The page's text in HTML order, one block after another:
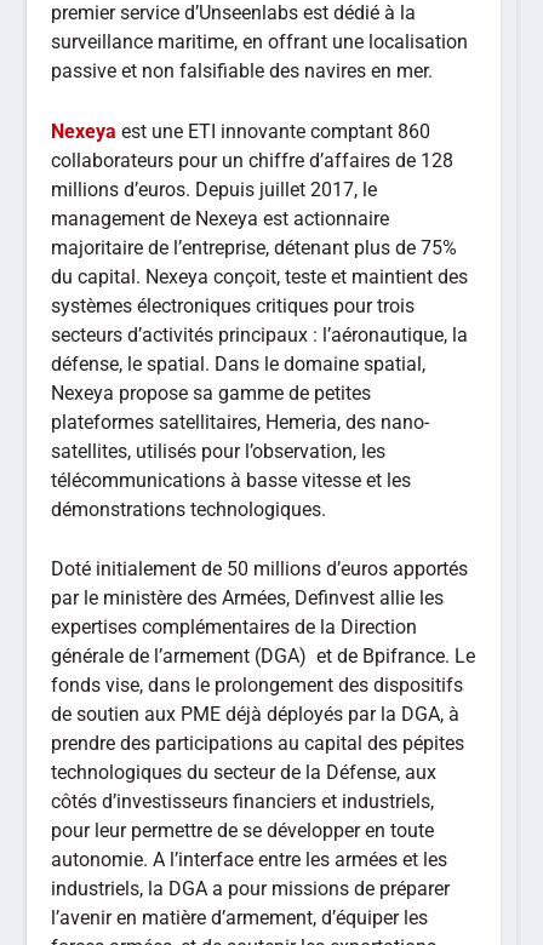
premier service d’Unseenlabs est dédié à la
surveillance maritime, en offrant une localisation
passive et non falsifiable des navires en mer.
Nexeya est une ETI innovante comptant 860
collaborateurs pour un chiffre d’affaires de 128
millions d’euros. Depuis juillet 2017, le
management de Nexeya est actionnaire
majoritaire de l’entreprise, détenant plus de 75%
du capital. Nexeya conçoit, teste et maintient des
systèmes électroniques critiques pour trois
secteurs d’activités principaux : l’aéronautique, la
défense, le spatial. Dans le domaine spatial,
Nexeya propose sa gamme de petites
plateformes satellitaires, Hemeria, des nano-
satellites, utilisés pour l’observation, les
télécommunications à basse vitesse et les
démonstrations technologiques.
Doté initialement de 50 millions d’euros apportés
par le ministère des Armées, Definvest allie les
expertises complémentaires de la Direction
générale de l’armement (DGA) et de Bpifrance. Le
fonds vise, dans le prolongement des dispositifs
de soutien aux PME déjà déployés par la DGA, à
prendre des participations au capital des pépites
technologiques du secteur de la Défense, aux
côtés d’investisseurs financiers et industriels,
pour leur permettre de se développer en toute
autonomie. A l’interface entre les armées et les
industriels, la DGA a pour missions de préparer
l’avenir en matière d’armement, d’équiper les